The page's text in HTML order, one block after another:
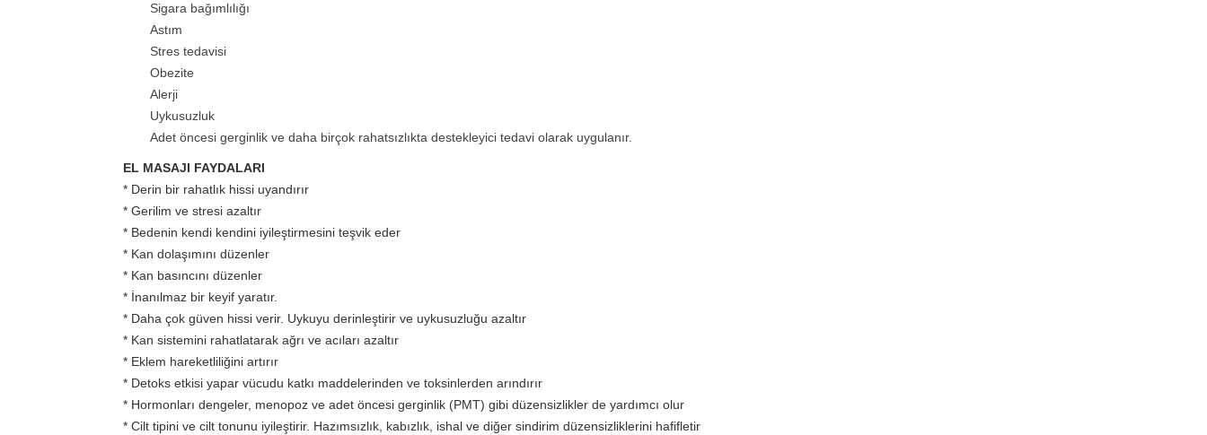
Sigara bağımlılığı
Astım
Stres tedavisi
Obezite
Alerji
Uykusuzluk
Adet öncesi gerginlik ve daha birçok rahatsızlıkta destekleyici tedavi olarak uygulanır.
EL MASAJI FAYDALARI
* Derin bir rahatlık hissi uyandırır
* Gerilim ve stresi azaltır
* Bedenin kendi kendini iyileştirmesini teşvik eder
* Kan dolaşımını düzenler
* Kan basıncını düzenler
* İnanılmaz bir keyif yaratır.
* Daha çok güven hissi verir. Uykuyu derinleştirir ve uykusuzluğu azaltır
* Kan sistemini rahatlatarak ağrı ve acıları azaltır
* Eklem hareketliliğini artırır
* Detoks etkisi yapar vücudu katkı maddelerinden ve toksinlerden arındırır
* Hormonları dengeler, menopoz ve adet öncesi gerginlik (PMT) gibi düzensizlikler de yardımcı olur
* Cilt tipini ve cilt tonunu iyileştirir. Hazımsızlık, kabızlık, ishal ve diğer sindirim düzensizliklerini hafifletir